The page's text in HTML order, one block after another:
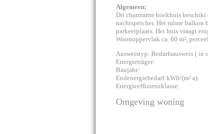
Algemeen:
Dit charmante hoekhuis
nachtspeicher. Het ruime
parkeerplaats. Het huis vraagt
Woonoppervlak ca. 60 m²,
Ausweistyp: Bedarfsausweis ( in
Energieträger:
Baujahr:
Endenergiebedarf:kWh/(m² a)
Energieeffizienzklasse:
Omgeving woning